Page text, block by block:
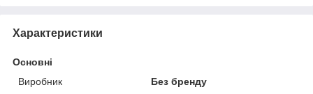
Характеристики
Основні
Виробник
Без бренду